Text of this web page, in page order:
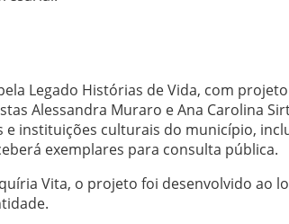
Legado Histórias de Vida, com
Alessandra Muraro e Ana Carolina
e instituições culturais do município,
exemplares para consulta pública.
Vita, o projeto foi desenvolvido ao